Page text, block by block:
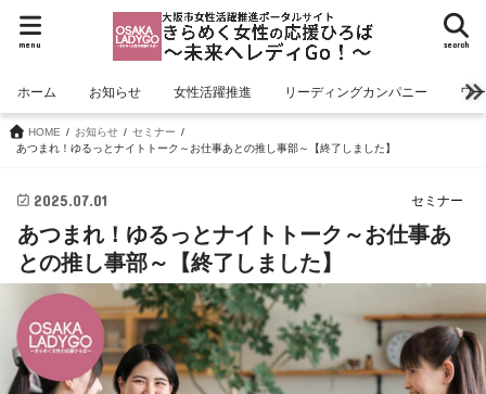
search
menu
ホーム お知らせ 女性活躍推進 リーディングカンパニー ワ
HOME お知らせ
セミナー
あつまれ！ゆるっとナイトトーク～お仕事あとの推し事部～【終了しました】
セミナー
2025.07.01
あつまれ！ゆるっとナイトトーク～お仕事あ
との推し事部～【終了しました】